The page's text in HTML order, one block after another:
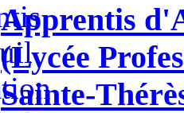
Apprentis
(Lycée
Sainte-